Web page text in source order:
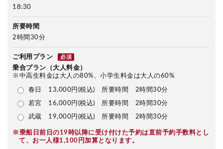
18:30
所要時間
2時間30分
ご利用プラン 必須
乗合プラン（大人料金）
※中高生料金は大人の80%、小学生料金は大人の60%
春日 13,000円(税込) 所要時間 2時間30分
若宮 16,000円(税込) 所要時間 2時間30分
武蔵 19,000円(税込) 所要時間 2時間30分
※乗船日前日の19時以降に受け付けた予約は直前予約手数料とし
て、お一人様1,100円加算となります。